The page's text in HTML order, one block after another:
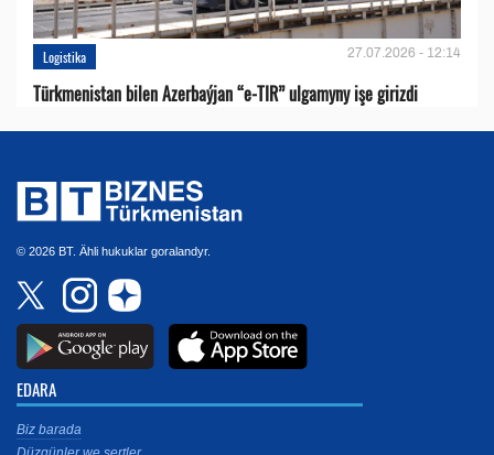
Logistika 27.07.2026 - 12:14
Türkmenistan bilen Azerbaýjan “e-TIR” ulgamyny işe girizdi
© 2026 BT. Ähli hukuklar goralandyr.
EDARA
Biz barada